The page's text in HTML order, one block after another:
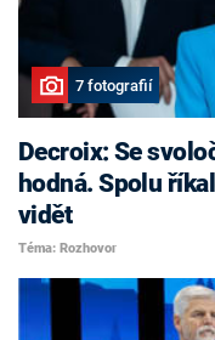
7 fotografií
Decroix: Se
hodná. Spolu
vidět
Téma: Rozhovor